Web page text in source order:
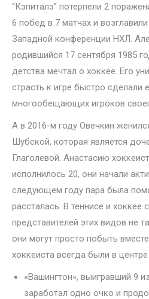
“Кэпиталз” потерпели 2
6 побед в 7 матчах и
Западной конференции НХЛ.
родившийся 17 сентября 1985
детства мечтал о хоккее. Его
страсть к игре быстро сделали
многообещающих игроков
А в 2016-м году Овечкин
Шубской, которая является
Глаголевой. Анастасию
исполнилось 20, они начали
следующем году пара была
рассталась. В теннисе и хоккее
представителей этих видов не
они могут просто побыть
хоккеиста всегда были в
«Вашингтон», выигравший 9
заработал одно очко и